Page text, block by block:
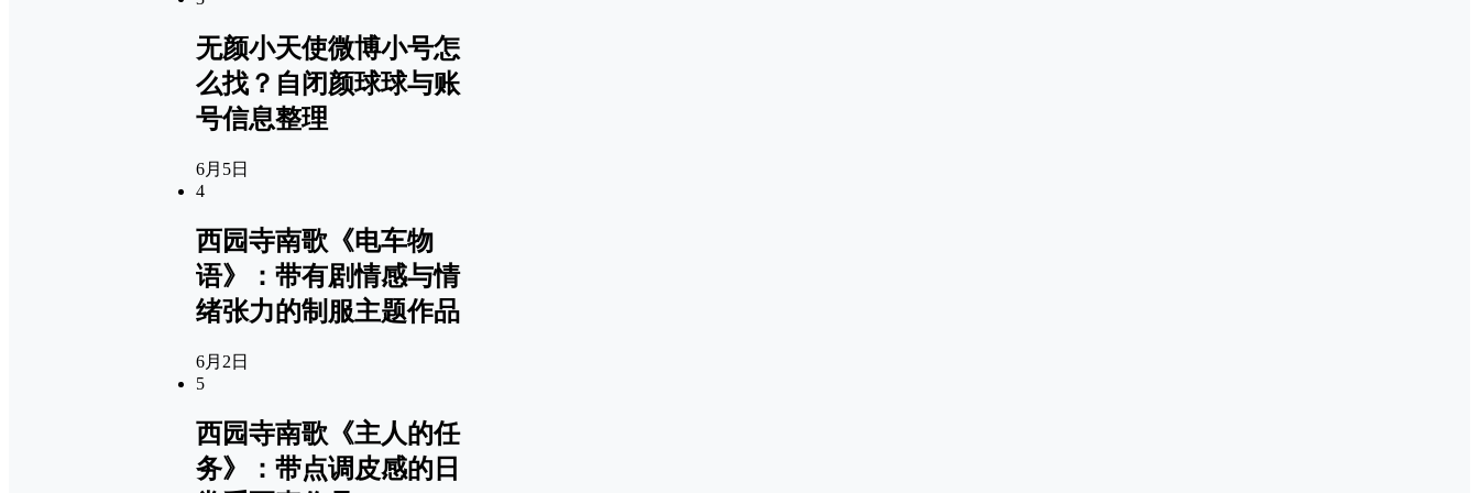
无颜小天使微博小号怎
么找？自闭颜球球与账
号信息整理
6月5日
4
西园寺南歌《电车物
语》：带有剧情感与情
绪张力的制服主题作品
6月2日
5
西园寺南歌《主人的任
务》：带点调皮感的日